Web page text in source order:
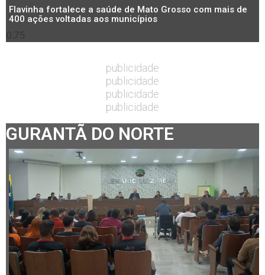
Flavinha fortalece a saúde de Mato Grosso com mais de
400 ações voltadas aos municípios
publicidade
publicidade
publicidade
publicidade
GURANTÃ DO NORTE